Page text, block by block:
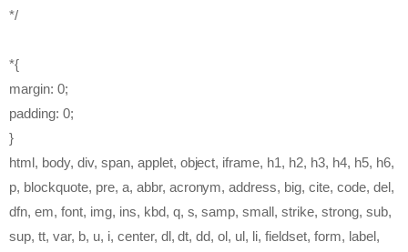
*/
*{
margin: 0;
padding: 0;
}
html, body, div, span, applet, object, iframe, h1, h2, h3, h4, h5, h6,
p, blockquote, pre, a, abbr, acronym, address, big, cite, code, del,
dfn, em, font, img, ins, kbd, q, s, samp, small, strike, strong, sub,
sup, tt, var, b, u, i, center, dl, dt, dd, ol, ul, li, fieldset, form, label,